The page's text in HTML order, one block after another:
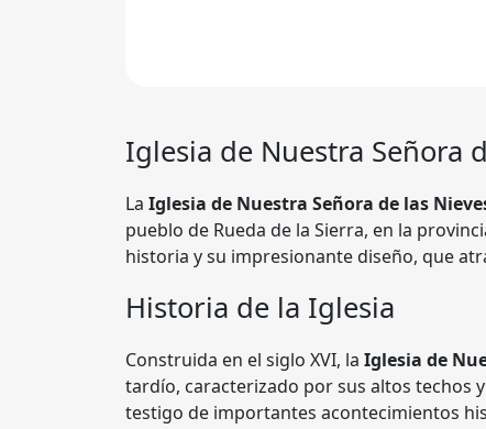
Iglesia de Nuestra Señora
La Iglesia de Nuestra Señora de las
pueblo de Rueda de la Sierra, en la
historia y su impresionante diseño, que
Historia de la Iglesia
Construida en el siglo XVI, la Iglesia de
tardío, caracterizado por sus altos techos
testigo de importantes acontecimientos